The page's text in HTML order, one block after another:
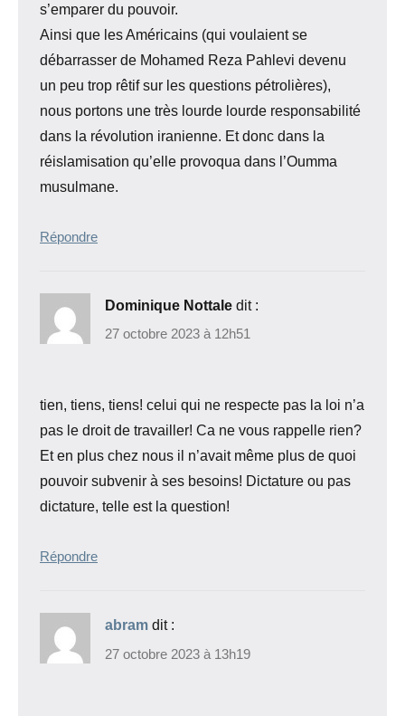
s’emparer du pouvoir.
Ainsi que les Américains (qui voulaient se
débarrasser de Mohamed Reza Pahlevi devenu
un peu trop rêtif sur les questions pétrolières),
nous portons une très lourde lourde responsabilité
dans la révolution iranienne. Et donc dans la
réislamisation qu’elle provoqua dans l’Oumma
musulmane.
Répondre
Dominique Nottale dit :
27 octobre 2023 à 12h51
tien, tiens, tiens! celui qui ne respecte pas la loi n’a
pas le droit de travailler! Ca ne vous rappelle rien?
Et en plus chez nous il n’avait même plus de quoi
pouvoir subvenir à ses besoins! Dictature ou pas
dictature, telle est la question!
Répondre
abram dit :
27 octobre 2023 à 13h19